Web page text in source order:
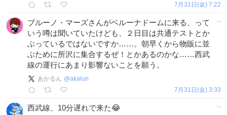
7月31日(金) 7:22
ブルーノ・マーズさんがベルーナドームに来る、って
いう噂は聞いていたけども、２日目は共通テストとか
ぶっているではないですか……。朝早くから物販に並
ぶために所沢に集合するぜ！とかあるのかな……西武
線の運行にあまり影響ないことを願う。
あかるん @akalun
7月31日(金) 3:33
西武線、10分遅れで来た😂